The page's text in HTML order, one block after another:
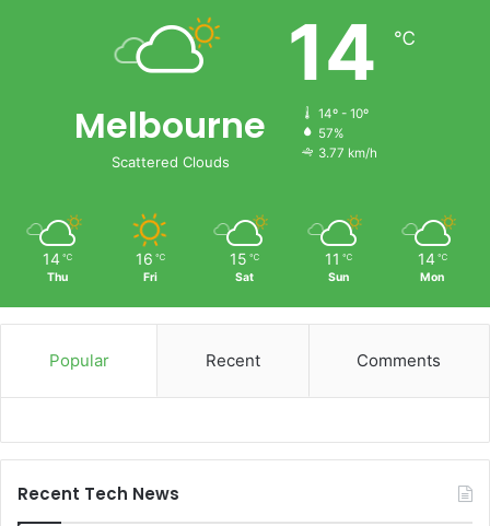
Melbourne
Scattered Clouds
14 ℃
14º - 10º
57%
3.77 km/h
14 ℃
Thu
16 ℃
Fri
15 ℃
Sat
11 ℃
Sun
14 ℃
Mon
Popular Recent Comments
Recent Tech News